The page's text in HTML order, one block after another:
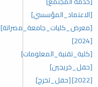
[الاعتماد_المؤسسي]
[معرض_كليات_جامعة_مصراتة]
[2024]
[كلية_تقنية_المعلومات]
[حفل_خريجين]
[2022]
[حفل_تخرج]